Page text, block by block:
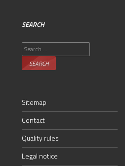
SEARCH
Search
for:
Sitemap
Contact
Quality rules
Legal notice